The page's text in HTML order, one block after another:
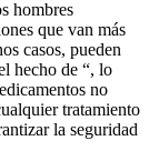
hombres
que van más
casos, pueden
hecho de “, lo
no
tratamiento
la seguridad